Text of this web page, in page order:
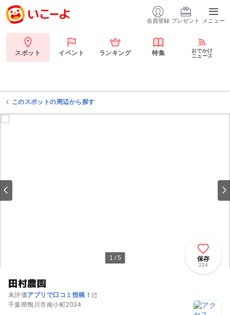
会員登録 プレゼント メニュー
スポット イベント ランキング 特集
おでかけ
ニュース
このスポットの周辺から探す
1 / 5
田村農園
未評価アプリで口コミ投稿！
千葉県鴨川市南小町2034
保存
224